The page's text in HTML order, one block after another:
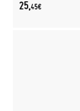
25,45€